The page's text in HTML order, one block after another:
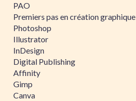
PAO
Premiers pas en création graphique
Photoshop
Illustrator
InDesign
Digital Publishing
Affinity
Gimp
Canva